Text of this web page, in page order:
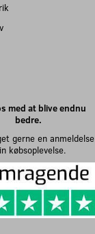
med at blive endnu
bedre.
gerne en anmeldelse
købsoplevelse.